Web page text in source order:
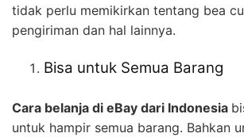
tidak perlu memikirkan tentang bea
pengiriman dan hal lainnya.
Bisa untuk Semua Barang
Cara belanja di eBay dari Indonesia
untuk hampir semua barang. Bahkan